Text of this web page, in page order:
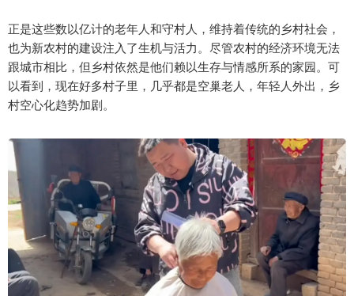
正是这些数以亿计的老年人和守村人，维持着传统的乡村社会，
也为新农村的建设注入了生机与活力。尽管农村的经济环境无法
跟城市相比，但乡村依然是他们赖以生存与情感所系的家园。可
以看到，现在好多村子里，几乎都是空巢老人，年轻人外出，乡
村空心化趋势加剧。